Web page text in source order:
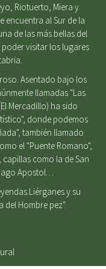
Riotuerto, Miera y
encuentra al Sur de la
de las más bellas del
visitar los lugares
Asentado bajo los
llamadas "Las
Mercadillo) ha sido
donde podemos
también llamado
el "Puente Romano",
como la de San
Apostol…
y su
del Hombre pez".